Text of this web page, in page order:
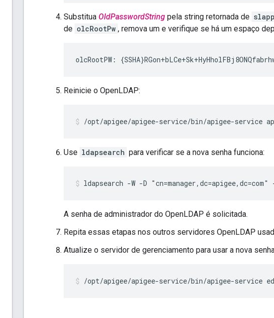
Substitua OldPasswordString pela string retornada de
de olcRootPw , remova um e verifique se há um espaço
olcRootPW:
Reinicie o OpenLDAP:
/opt/apigee/apigee-service/bin/apigee-service
Use ldapsearch para verificar se a nova senha funciona:
ldapsearch -W -D
A senha de administrador do OpenLDAP é solicitada.
Repita essas etapas nos outros servidores OpenLDAP
Atualize o servidor de gerenciamento para usar a nova
/opt/apigee/apigee-service/bin/apigee-service